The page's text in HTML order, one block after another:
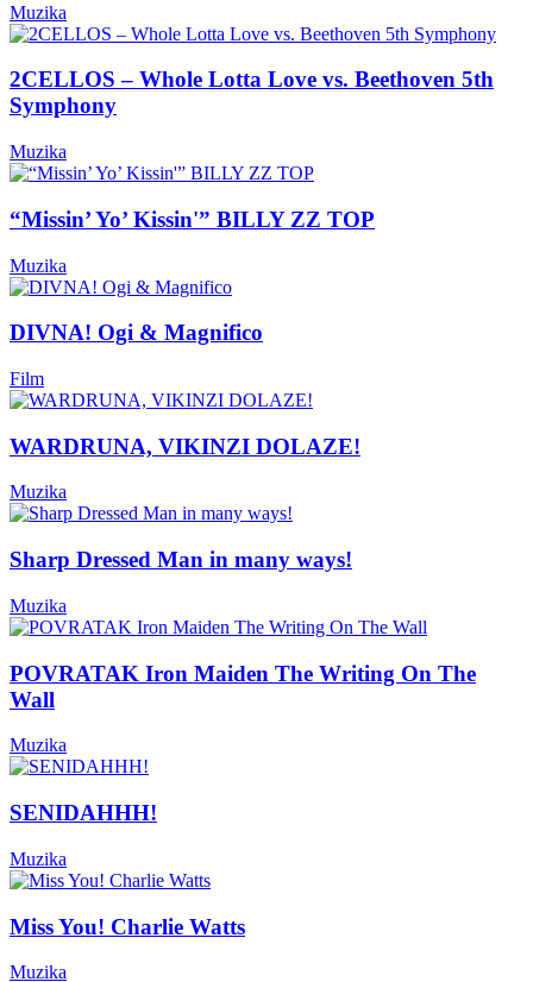
Muzika
2CELLOS – Whole Lotta Love vs. Beethoven 5th
Symphony
Muzika
“Missin’ Yo’ Kissin'” BILLY ZZ TOP
Muzika
DIVNA! Ogi & Magnifico
Film
WARDRUNA, VIKINZI DOLAZE!
Muzika
Sharp Dressed Man in many ways!
Muzika
POVRATAK Iron Maiden The Writing On The
Wall
Muzika
SENIDAHHH!
Muzika
Miss You! Charlie Watts
Muzika